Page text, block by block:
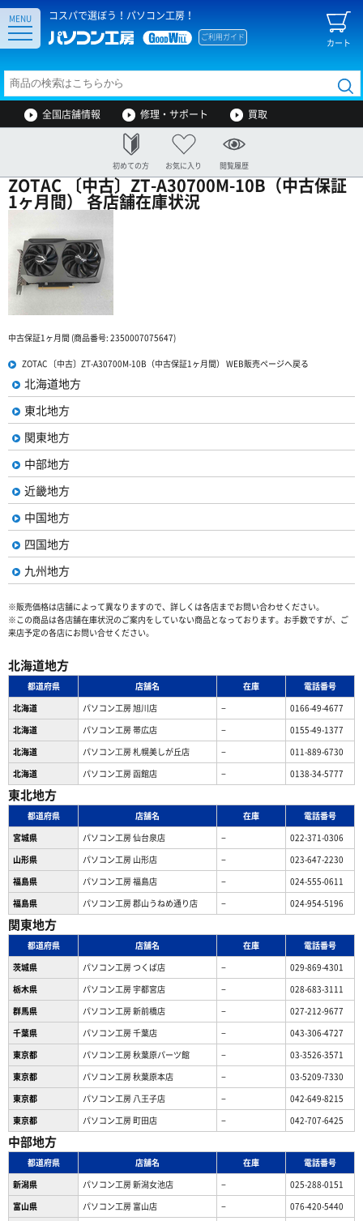
コスパで選ぼう！パソコン工房！
カート
ご利用ガイド
MENU
全国店舗情報 修理・サポート 買取
初めての方 お気に入り 閲覧履歴
ZOTAC 〔中古〕ZT-A30700M-10B（中古保証
1ヶ月間） 各店舗在庫状況
中古保証1ヶ月間 (商品番号: 2350007075647)
ZOTAC 〔中古〕ZT-A30700M-10B（中古保証1ヶ月間） WEB販売ページへ戻る
北海道地方
東北地方
関東地方
中部地方
近畿地方
中国地方
四国地方
九州地方
※販売価格は店舗によって異なりますので、詳しくは各店までお問い合わせください。
※この商品は各店舗在庫状況のご案内をしていない商品となっております。お手数ですが、ご
来店予定の各店にお問い合せください。
北海道地方
都道府県 店舗名 在庫
電話番号
北海道
パソコン工房 旭川店 −
0166-49-4677
北海道
パソコン工房 帯広店 −
0155-49-1377
北海道
パソコン⼯房 札幌美しが丘店 −
011-889-6730
北海道
パソコン工房 函館店 − 0138-34-5777
東北地方
都道府県 店舗名 在庫
電話番号
宮城県
パソコン工房 仙台泉店 −
022-371-0306
山形県
パソコン工房 山形店 −
023-647-2230
福島県
パソコン工房 福島店 −
024-555-0611
福島県
パソコン工房 郡山うねめ通り店 − 024-954-5196
関東地方
都道府県 店舗名 在庫
電話番号
茨城県
パソコン工房 つくば店 −
029-869-4301
栃木県
パソコン工房 宇都宮店 −
028-683-3111
群馬県
パソコン工房 新前橋店 −
027-212-9677
千葉県
パソコン工房 千葉店 −
043-306-4727
東京都
パソコン工房 秋葉原パーツ館 −
03-3526-3571
東京都
パソコン工房 秋葉原本店 −
03-5209-7330
東京都
パソコン工房 八王子店 −
042-649-8215
東京都
パソコン工房 町田店 − 042-707-6425
中部地方
都道府県 店舗名 在庫
電話番号
新潟県
パソコン工房 新潟女池店 −
025-288-0151
富山県
パソコン工房 富山店 −
076-420-5440